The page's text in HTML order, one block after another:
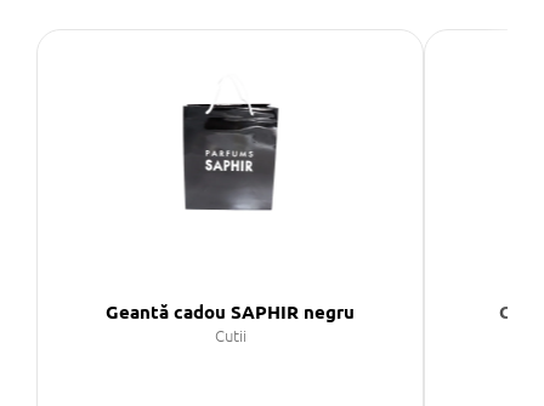
Geantă cadou SAPHIR negru
Cutii